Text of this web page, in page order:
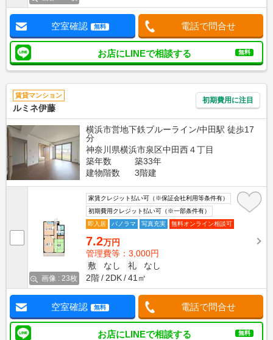
空室確認 無料 電話で問合せ
お店にLINEで相談する 無料
賃貸マンション
ルミネ伊藤
初期費用に注目
横浜市営地下鉄ブルーライン/中田駅 徒歩17
分
神奈川県横浜市泉区中田西４丁目
築年数
築33年
建物階数
3階建
画像 : 23枚
家賃クレジット払い可（※保証会社利用等条件有）
初期費用クレジット払い可（※一部条件有）
即入居
パノラマ 写真充実 無料オンライン相談可
7.2万円
管理費等：3,000円
敷
なし 礼
なし
2階
2DK 41㎡
空室確認 無料 電話で問合せ
お店にLINEで相談する 無料